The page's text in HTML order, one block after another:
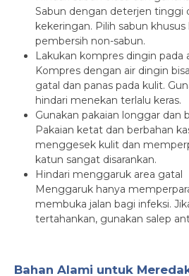
Sabun dengan deterjen tinggi
kekeringan. Pilih sabun
pembersih non-sabun.
Lakukan kompres dingin pada
Kompres dengan air dingin
gatal dan panas pada kulit.
hindari menekan terlalu keras.
Gunakan pakaian longgar dan
Pakaian ketat dan berbahan
menggesek kulit dan
katun sangat disarankan.
Hindari menggaruk area gatal
Menggaruk hanya
membuka jalan bagi infeksi.
tertahankan, gunakan salep
Bahan Alami untuk